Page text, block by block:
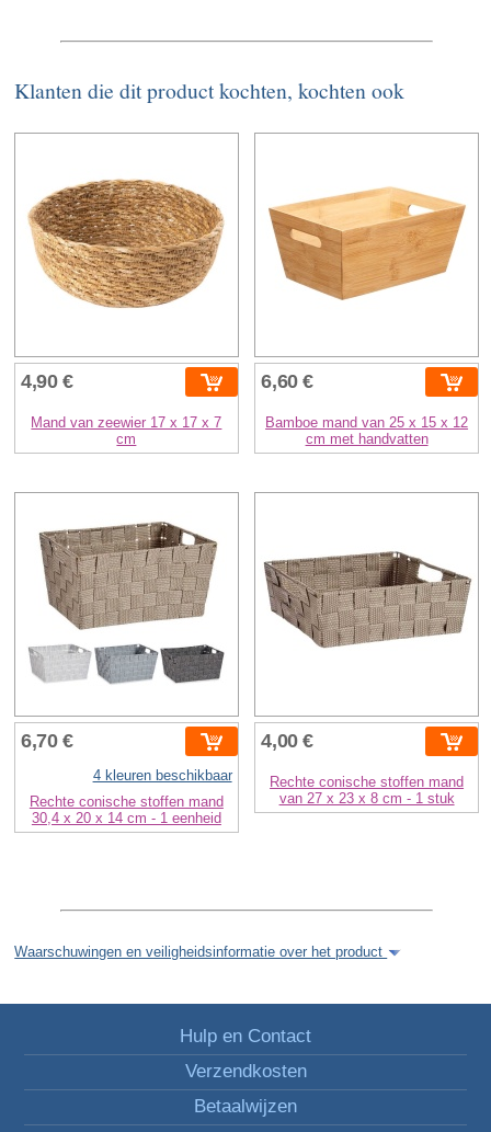
Klanten die dit product kochten, kochten ook
4,90 €
Mand van zeewier 17 x 17 x 7
cm
6,60 €
Bamboe mand van 25 x 15 x 12
cm met handvatten
6,70 €
4 kleuren beschikbaar
Rechte conische stoffen mand
30,4 x 20 x 14 cm - 1 eenheid
4,00 €
Rechte conische stoffen mand
van 27 x 23 x 8 cm - 1 stuk
Waarschuwingen en veiligheidsinformatie over het product
Hulp en Contact
Verzendkosten
Betaalwijzen